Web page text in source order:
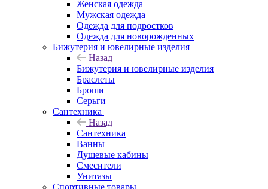
Женская одежда
Мужская одежда
Одежда для подростков
Одежда для новорожденных
Бижутерия и ювелирные изделия
Назад
Бижутерия и ювелирные изделия
Браслеты
Броши
Серьги
Сантехника
Назад
Сантехника
Ванны
Душевые кабины
Смесители
Унитазы
Спортивные товары